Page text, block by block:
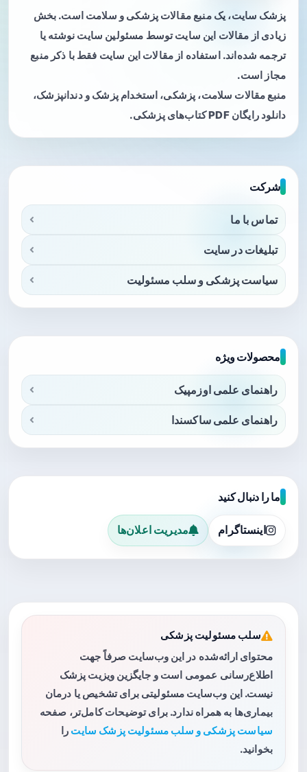
پزشک سایت، یک منبع مقالات پزشکی و سلامت است. بخش
زیادی از مقالات این سایت توسط مسئولین سایت نوشته یا
ترجمه شده‌اند. استفاده از مقالات این سایت فقط با ذکر منبع
مجاز است.
منبع مقالات سلامت، پزشکی، استخدام پزشک و دندانپزشک،
دانلود رایگان PDF کتاب‌های پزشکی.
شرکت
تماس با ما
تبلیغات در سایت
سیاست پزشکی و سلب مسئولیت
محصولات ویژه
راهنمای علمی اوزمپیک
راهنمای علمی ساکسندا
ما را دنبال کنید
اینستاگرام مدیریت اعلان‌ها
سلب مسئولیت پزشکی
محتوای ارائه‌شده در این وب‌سایت صرفاً جهت
اطلاع‌رسانی عمومی است و جایگزین ویزیت پزشک
نیست. این وب‌سایت مسئولیتی برای تشخیص یا درمان
بیماری‌ها به همراه ندارد. برای توضیحات کامل‌تر، صفحه
سیاست پزشکی و سلب مسئولیت پزشک سایت را
بخوانید.